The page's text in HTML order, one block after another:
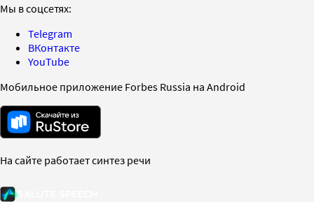
Мы в соцсетях:
Telegram
ВКонтакте
YouTube
Мобильное приложение Forbes Russia на Android
На сайте работает синтез речи